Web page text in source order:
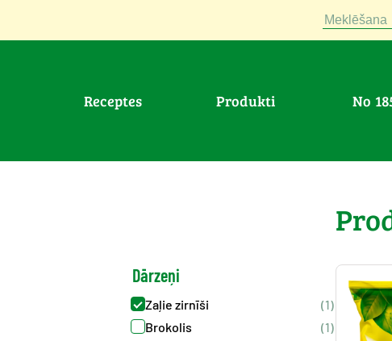
Meklēšana
Receptes Produkti No
Dārzeņi
Zaļie zirnīši
(1)
Brokolis
(1)